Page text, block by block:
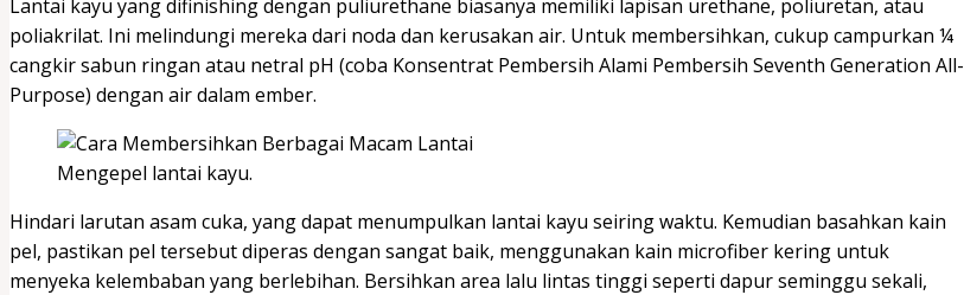
Lantai kayu yang difinishing dengan puliurethane biasanya memiliki lapisan urethane, poliuretan, atau
poliakrilat. Ini melindungi mereka dari noda dan kerusakan air. Untuk membersihkan, cukup campurkan ¼
cangkir sabun ringan atau netral pH (coba Konsentrat Pembersih Alami Pembersih Seventh Generation All-
Purpose) dengan air dalam ember.
Mengepel lantai kayu.
Hindari larutan asam cuka, yang dapat menumpulkan lantai kayu seiring waktu. Kemudian basahkan kain
pel, pastikan pel tersebut diperas dengan sangat baik, menggunakan kain microfiber kering untuk
menyeka kelembaban yang berlebihan. Bersihkan area lalu lintas tinggi seperti dapur seminggu sekali,